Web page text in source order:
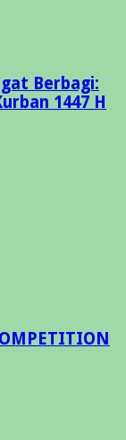
Berbagi:
1447 H